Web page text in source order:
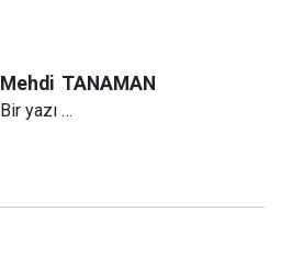
Mehdi TANAMAN
Bir yazı …